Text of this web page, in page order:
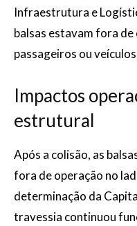
Infraestrutura e
balsas estavam fora
passageiros ou
Impactos
estrutural
Após a colisão, as
fora de operação no
determinação da
travessia continuou